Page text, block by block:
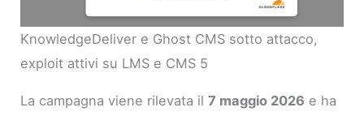
KnowledgeDeliver e Ghost CMS sotto attacco,
exploit attivi su LMS e CMS 5
La campagna viene rilevata il7 maggio 2026 e ha